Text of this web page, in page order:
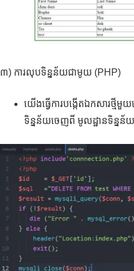
៣) ការលុបទិន្នន័យជាមូយ (PHP)
យើងធ្វើការបង្កើតឯកសារថ្មីមួ
ទិន្នន័យចេញពី មូលដ្ឋានទិន្នន័